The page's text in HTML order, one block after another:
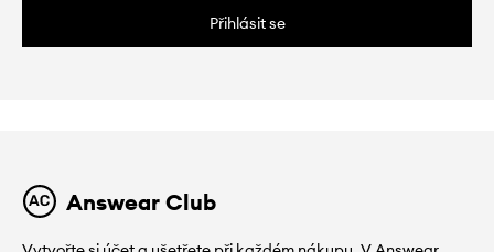
Přihlásit se
Answear Club